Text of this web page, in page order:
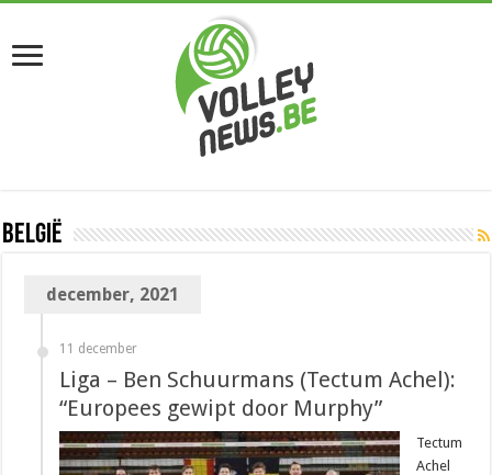
België
december, 2021
11 december
Liga – Ben Schuurmans (Tectum Achel):
“Europees gewipt door Murphy”
Tectum
Achel